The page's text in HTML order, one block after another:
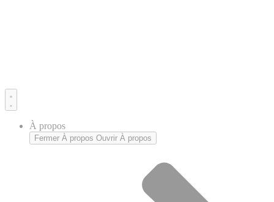
À propos
Fermer À propos Ouvrir À propos